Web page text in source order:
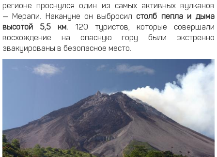
регионе проснулся один из самых активных вулканов
— Мерапи. Накануне он выбросил столб пепла и дыма
высотой 5,5 км. 120 туристов, которые совершали
восхождение на опасную гору были экстренно
эвакуированы в безопасное место.